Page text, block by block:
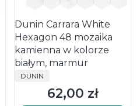
Dunin Carrara White
Hexagon 48 mozaika
kamienna w kolorze
białym, marmur
PRODUCENT
DUNIN
Cena
62,00 zł